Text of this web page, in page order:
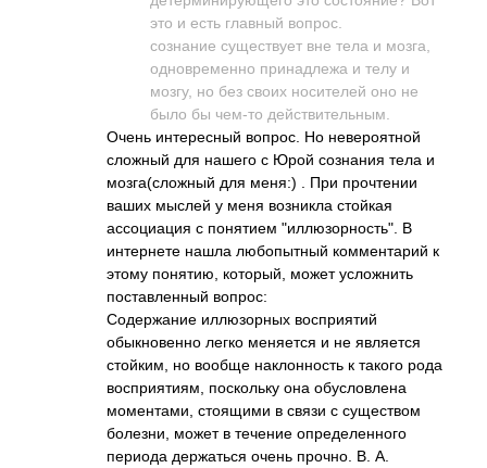
это и есть главный вопрос.
сознание существует вне тела и мозга,
одновременно принадлежа и телу и
мозгу, но без своих носителей оно не
было бы чем-то действительным.
Очень интересный вопрос. Но невероятной
сложный для нашего с Юрой сознания тела и
мозга(сложный для меня:) . При прочтении
ваших мыслей у меня возникла стойкая
ассоциация с понятием "иллюзорность". В
интернете нашла любопытный комментарий к
этому понятию, который, может усложнить
поставленный вопрос:
Содержание иллюзорных восприятий
обыкновенно легко меняется и не является
стойким, но вообще наклонность к такого рода
восприятиям, поскольку она обусловлена
моментами, стоящими в связи с существом
болезни, может в течение определенного
периода держаться очень прочно. В. А.